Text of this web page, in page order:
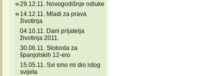
29.12.11. Novogodišnje odluke
14.12.11. Mladi za prava
životinja
04.10.11. Dani prijatelja
životinja 2011.
30.06.11. Sloboda za
španjolskih 12-ero
15.05.11. Svi smo mi dio istog
svijeta